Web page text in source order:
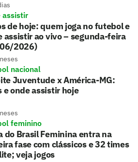
assistir
de hoje: quem joga no futebol e
assistir ao vivo – segunda-feira
2026)
nacional
Juventude x América-MG:
e onde assistir hoje
feminino
do Brasil Feminina entra na
fase com clássicos e 32 times
veja jogos